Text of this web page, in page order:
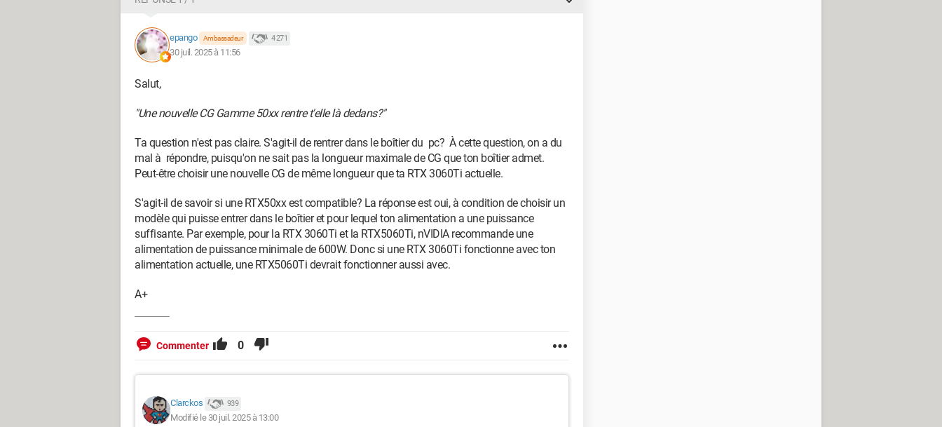
epango Ambassadeur 4 271
30 juil. 2025 à 11:56
Salut,
"Une nouvelle CG Gamme 50xx rentre t'elle là dedans?"
Ta question n'est pas claire. S'agit-il de rentrer dans le boîtier du pc? À cette question, on a du
mal à répondre, puisqu'on ne sait pas la longueur maximale de CG que ton boîtier admet.
Peut-être choisir une nouvelle CG de même longueur que ta RTX 3060Ti actuelle.
S'agit-il de savoir si une RTX50xx est compatible? La réponse est oui, à condition de choisir un
modèle qui puisse entrer dans le boîtier et pour lequel ton alimentation a une puissance
suffisante. Par exemple, pour la RTX 3060Ti et la RTX5060Ti, nVIDIA recommande une
alimentation de puissance minimale de 600W. Donc si une RTX 3060Ti fonctionne avec ton
alimentation actuelle, une RTX5060Ti devrait fonctionner aussi avec.
A+
Commenter 0
Clarckos 939
Modifié le 30 juil. 2025 à 13:00